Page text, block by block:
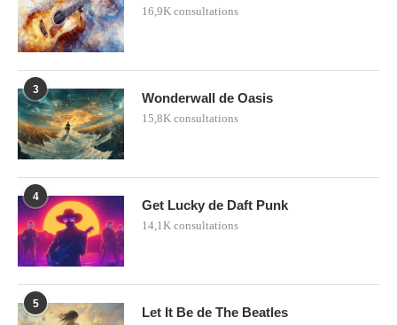
16,9K consultations
3
Wonderwall de Oasis
15,8K consultations
4
Get Lucky de Daft Punk
14,1K consultations
5
Let It Be de The Beatles